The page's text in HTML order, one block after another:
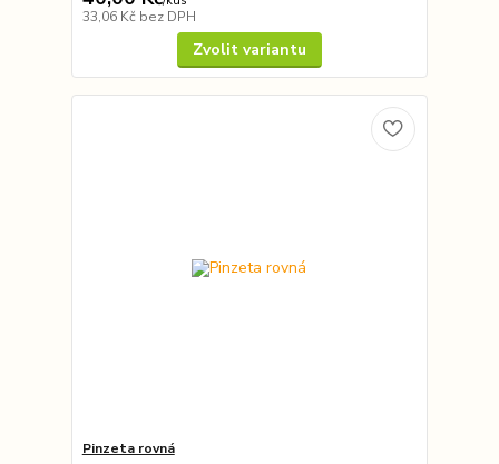
33,06 Kč bez DPH
Zvolit variantu
Pinzeta rovná